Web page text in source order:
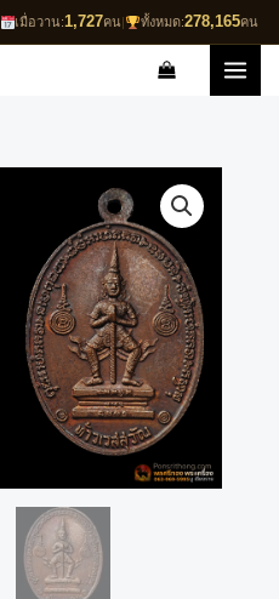
เมื่อวาน:1,727คน| ทั้งหมด:278,165คน